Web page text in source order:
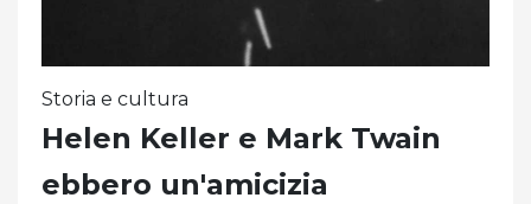
Storia e cultura
Helen Keller e Mark Twain
ebbero un'amicizia